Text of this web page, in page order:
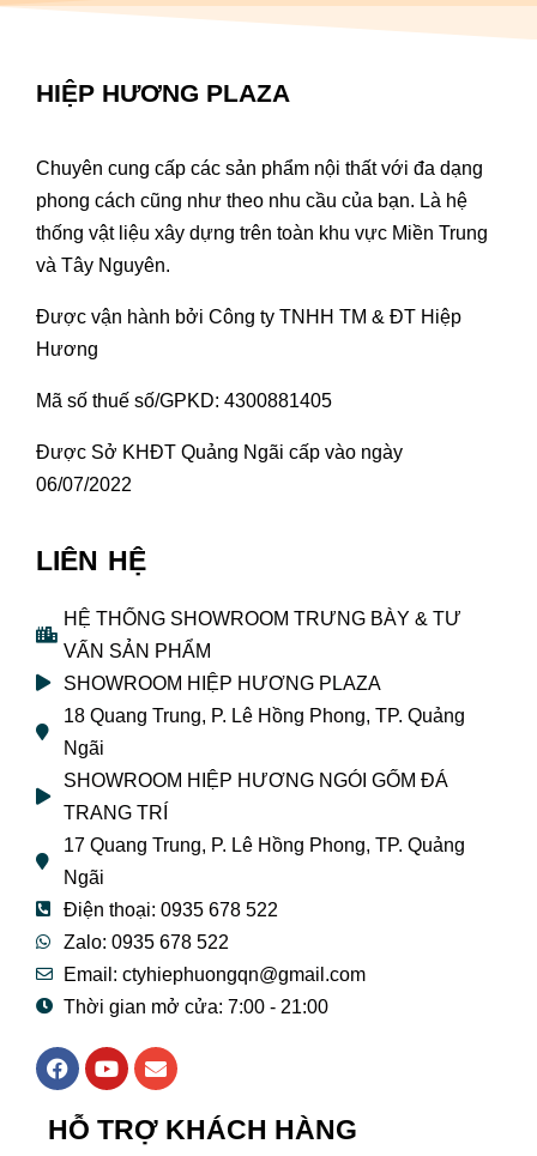
HIỆP HƯƠNG PLAZA
Chuyên cung cấp các sản phẩm nội thất với đa dạng
phong cách cũng như theo nhu cầu của bạn. Là hệ
thống vật liệu xây dựng trên toàn khu vực Miền Trung
và Tây Nguyên.
Được vận hành bởi Công ty TNHH TM & ĐT Hiệp
Hương
Mã số thuế số/GPKD: 4300881405
Được Sở KHĐT Quảng Ngãi cấp vào ngày
06/07/2022
LIÊN HỆ
HỆ THỐNG SHOWROOM TRƯNG BÀY & TƯ
VẤN SẢN PHẨM
SHOWROOM HIỆP HƯƠNG PLAZA
18 Quang Trung, P. Lê Hồng Phong, TP. Quảng
Ngãi
SHOWROOM HIỆP HƯƠNG NGÓI GỐM ĐÁ
TRANG TRÍ
17 Quang Trung, P. Lê Hồng Phong, TP. Quảng
Ngãi
Điện thoại: 0935 678 522
Zalo: 0935 678 522
Email: ctyhiephuongqn@gmail.com
Thời gian mở cửa: 7:00 - 21:00
F
a
e
b
Y
o
t
u
E
n
e
l
HỖ TRỢ KHÁCH HÀNG